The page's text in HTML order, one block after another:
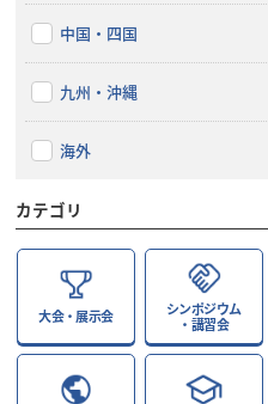
中国・四国
九州・沖縄
海外
カテゴリ
大会・展示会
シンポジウム
・講習会